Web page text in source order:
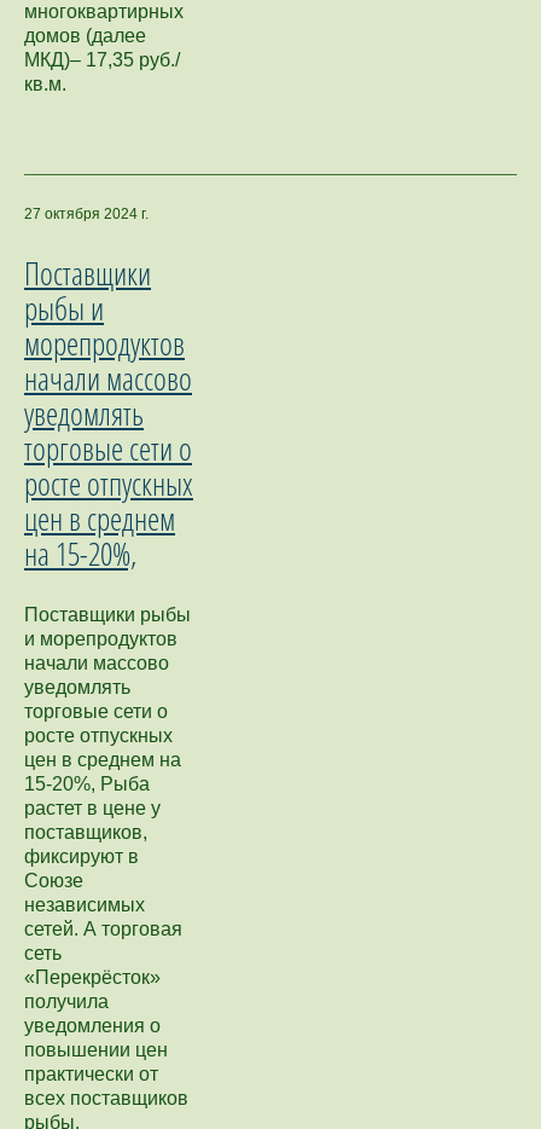
многоквартирных
домов (далее
МКД)– 17,35 руб./
кв.м.
27 октября 2024 г.
Поставщики
рыбы и
морепродуктов
начали массово
уведомлять
торговые сети о
росте отпускных
цен в среднем
на 15-20%,
Поставщики рыбы
и морепродуктов
начали массово
уведомлять
торговые сети о
росте отпускных
цен в среднем на
15-20%, Рыба
растет в цене у
поставщиков,
фиксируют в
Союзе
независимых
сетей. А торговая
сеть
«Перекрёсток»
получила
уведомления о
повышении цен
практически от
всех поставщиков
рыбы.